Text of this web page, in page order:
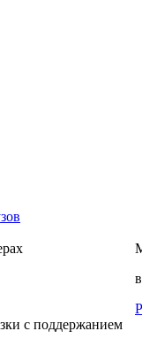
c поддержанием